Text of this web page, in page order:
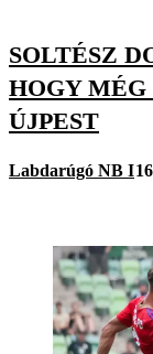
SOLTÉSZ
HOGY
ÚJPEST
Labdarúgó NB I